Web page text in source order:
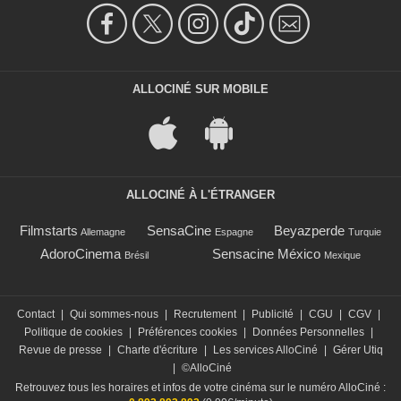
ALLOCINÉ SUR MOBILE
ALLOCINÉ À L'ÉTRANGER
Filmstarts Allemagne SensaCine Espagne Beyazperde Turquie
AdoroCinema Brésil Sensacine México Mexique
Contact Qui sommes-nous Recrutement Publicité CGU CGV
Politique de cookies
Préférences cookies Données Personnelles
Revue de presse
Charte d'écriture Les services AlloCiné
Gérer Utiq
©AlloCiné
Retrouvez tous les horaires et infos de votre cinéma sur le numéro AlloCiné :